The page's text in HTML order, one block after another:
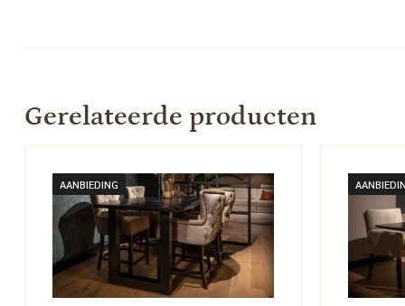
Gerelateerde producten
AANBIEDING